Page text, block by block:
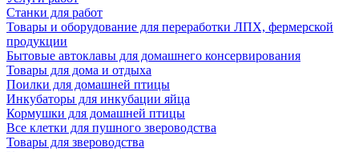
Станки для работ
Товары и оборудование для переработки ЛПХ, фермерской
продукции
Бытовые автоклавы для домашнего консервирования
Товары для дома и отдыха
Поилки для домашней птицы
Инкубаторы для инкубации яйца
Кормушки для домашней птицы
Все клетки для пушного звероводства
Товары для звероводства